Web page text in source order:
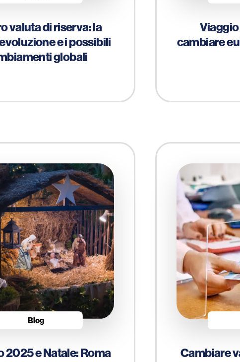
valuta di riserva: la
e i possibili
globali
cambiare
Blog
2025 e Natale: Roma
Cambiare